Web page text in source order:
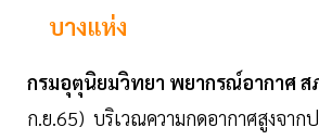
บางแห่ง
กรมอุตุนิยมวิทยา พยากรณ์อากาศ
ก.ย.65) บริเวณความกดอากาศสูงจาก